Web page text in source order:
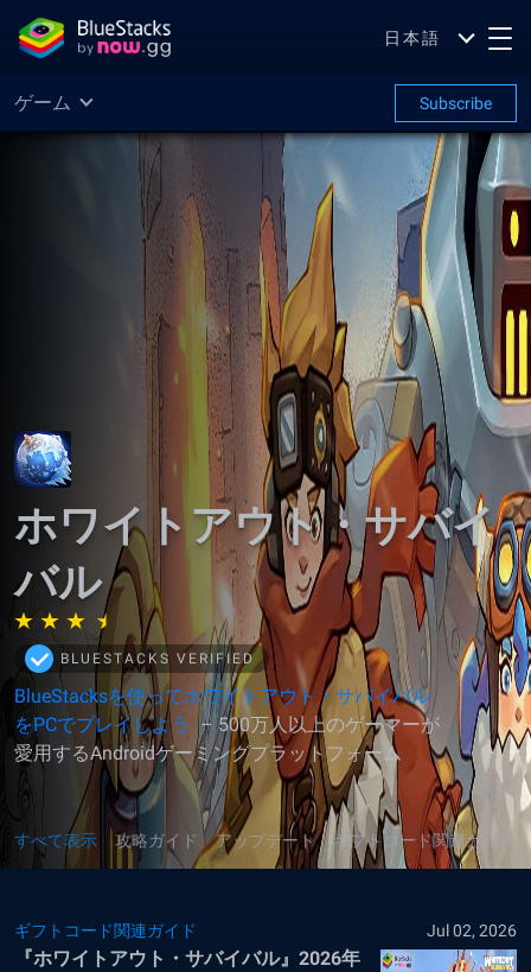
日本語
ゲーム Subscribe
ホワイトアウト・サバイ
バル
BLUESTACKS VERIFIED
BlueStacksを使ってホワイトアウト・サバイバル
をPCでプレイしよう – 500万人以上のゲーマーが
愛用するAndroidゲーミングプラットフォーム
すべて表示 攻略ガイド アップデート ギフトコード関連ガイド
ギフトコード関連ガイド Jul 02, 2026
『ホワイトアウト・サバイバル』2026年